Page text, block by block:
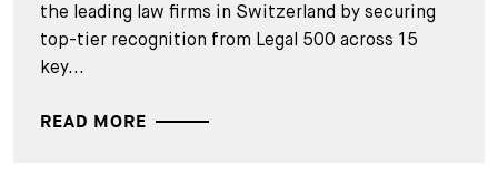
the leading law firms in Switzerland by securing
top-tier recognition from Legal 500 across 15
key...
READ MORE